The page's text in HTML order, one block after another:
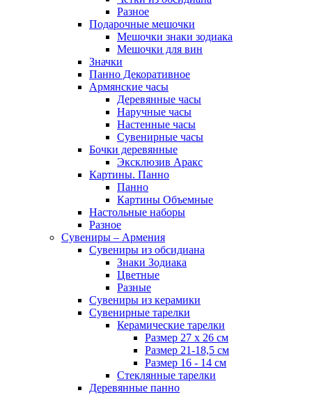
Разное
Подарочные мешочки
Мешочки знаки зодиака
Мешочки для вин
Значки
Панно Декоративное
Армянские часы
Деревянные часы
Наручные часы
Настенные часы
Сувенирные часы
Бочки деревянные
Эксклюзив Аракс
Картины. Панно
Панно
Картины Объемные
Настольные наборы
Разное
Сувениры – Армения
Сувениры из обсидиана
Знаки Зодиака
Цветные
Разные
Сувениры из керамики
Сувенирные тарелки
Керамические тарелки
Размер 27 х 26 см
Размер 21-18,5 см
Размер 16 - 14 см
Стеклянные тарелки
Деревянные панно